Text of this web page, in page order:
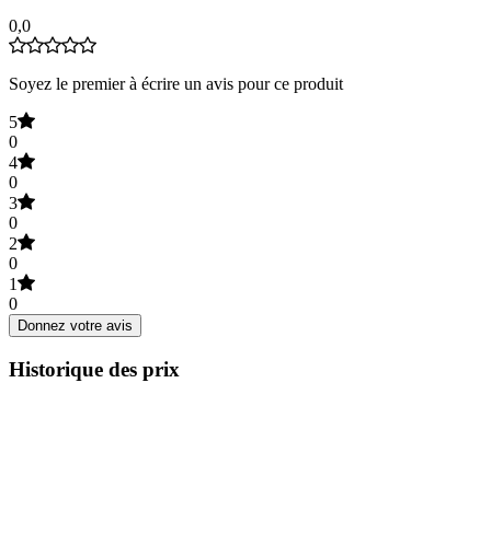
0,0
Soyez le premier à écrire un avis pour ce produit
5
0
4
0
3
0
2
0
1
0
Donnez votre avis
Historique des prix